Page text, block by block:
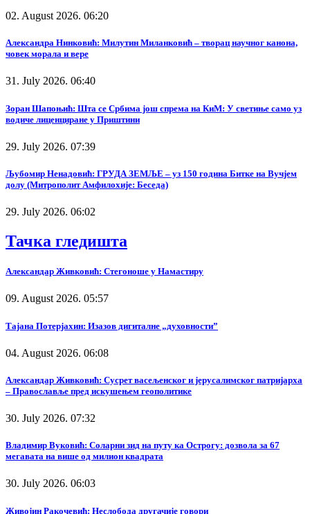
02. August 2026. 06:20
Александра Нинковић: Милутин Миланковић – творац научног канона,
човек морала и вере
31. July 2026. 06:40
Зоран Шапоњић: Шта се Србима још спрема на КиМ: У светиње само уз
водиче лиценциране у Приштини
29. July 2026. 07:39
Љубомир Ненадовић: ГРУДА ЗЕМЉЕ – уз 150 година Битке на Вучјем
долу (Митрополит Амфилохије: Беседа)
29. July 2026. 06:02
Тачка гледишта
Александар Живковић: Стегоноше у Намастиру
09. August 2026. 05:57
Тајана Потерјахин: Изазов дигиталне „духовности”
04. August 2026. 06:08
Александар Живковић: Сусрет васељенског и јерусалимског патријарха
– Православље пред искушењем геополитике
30. July 2026. 07:32
Владимир Вуковић: Соларни зид на путу ка Острогу: дозвола за 67
мегавата на више од милион квадрата
30. July 2026. 06:03
Живојин Ракочевић: Неслобода другачије говори